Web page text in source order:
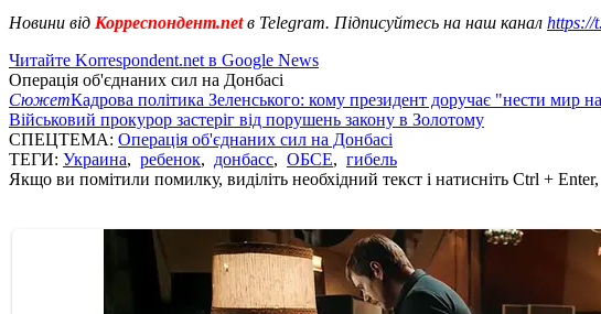
Новини від Корреспондент.netв Telegram. Підписуйтесь на наш канал https://
Читайте Korrespondent.net в Google News
Операція об'єднаних сил на Донбасі
СюжетКадрова політика Зеленського: кому президент доручає "нести мир
Військовий прокурор застеріг від порушень закону в Золотому
СПЕЦТЕМА: Операція об'єднаних сил на Донбасі
ТЕГИ: Украина, ребенок, донбасс, ОБСЕ, гибель
Якщо ви помітили помилку, виділіть необхідний текст і натисніть Ctrl +